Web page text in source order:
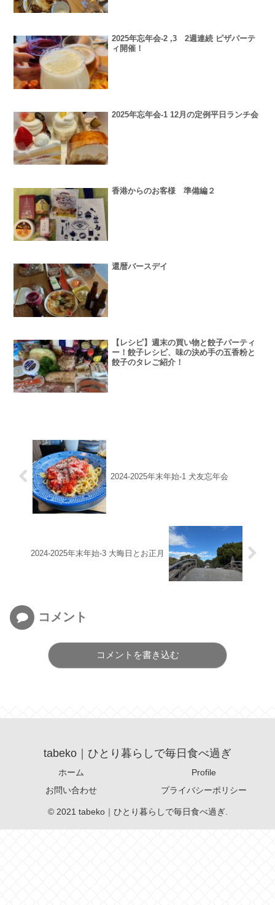
2025年忘年会-2 ,3 2週連続 ピザパーテ
ィ開催！
2025年忘年会-1 12月の定例平日ランチ会
香港からのお客様 準備編２
還暦バースデイ
【レシピ】週末の買い物と餃子パーティ
ー！餃子レシピ、味の決め手の五香粉と
餃子のタレご紹介！
2024-2025年末年始-1 犬友忘年会
2024-2025年末年始-3 大晦日とお正月
コメント
コメントを書き込む
tabeko｜ひとり暮らしで毎日食べ過ぎ
ホーム
Profile
お問い合わせ
プライバシーポリシー
© 2021 tabeko｜ひとり暮らしで毎日食べ過ぎ.